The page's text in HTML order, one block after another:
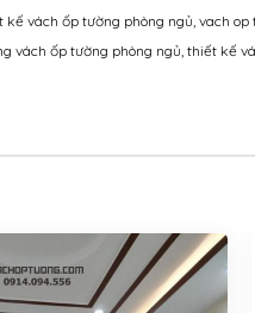
vách ốp tường phòng ngủ, vach
vách ốp tường phòng ngủ, thiết kế